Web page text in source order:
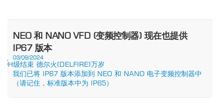
NEO 和 NANO VFD (变频控制器) 现在也提供
IP67 版本
03/09/2024
我们已将 IP67 版本添加到 NEO 和 NANO 电子变频控制器中
（请记住，标准版本中为 IP65）